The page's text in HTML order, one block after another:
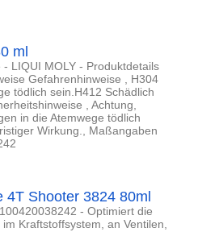
ml
LIQUI MOLY - Produktdetails
Gefahrenhinweise , H304
tödlich sein.H412 Schädlich
, Achtung,
in die Atemwege tödlich
Wirkung., Maßangaben
4T Shooter 3824 80ml
- Optimiert die
Kraftstoffsystem, an Ventilen,